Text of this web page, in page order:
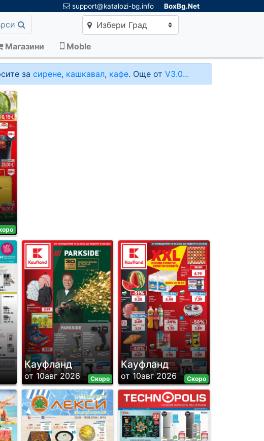
support@katalozi-bg.info BoxBg.Net
Избери Град
Магазини Moble
×
за сирене, кашкавал, кафе. Още от V3.0...
Скоро
Кауфланд
от 10авг 2026 Скоро
Кауфланд
от 10авг 2026